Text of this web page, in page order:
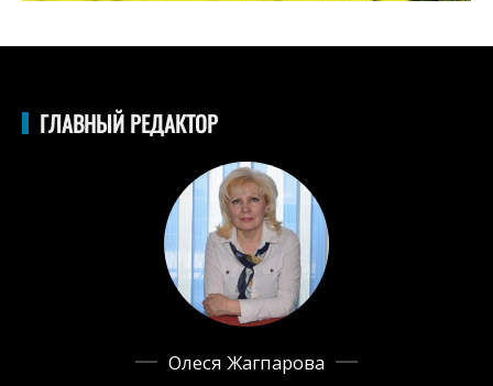
ГЛАВНЫЙ РЕДАКТОР
Олеся Жагпарова